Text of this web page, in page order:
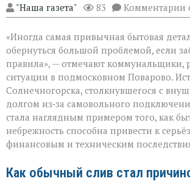
"Наша газета" 83 Комментарии к
с
«Иногда самая привычная бытовая
обернуться большой проблемой, если
правила», — отмечают коммунальщики,
ситуации в подмосковном Поварово.
Солнечногорска, столкнувшегося с
долгом из‑за самовольного
стала наглядным примером того, как
небрежность способна привести к
финансовым и техническим
Как обычный слив стал